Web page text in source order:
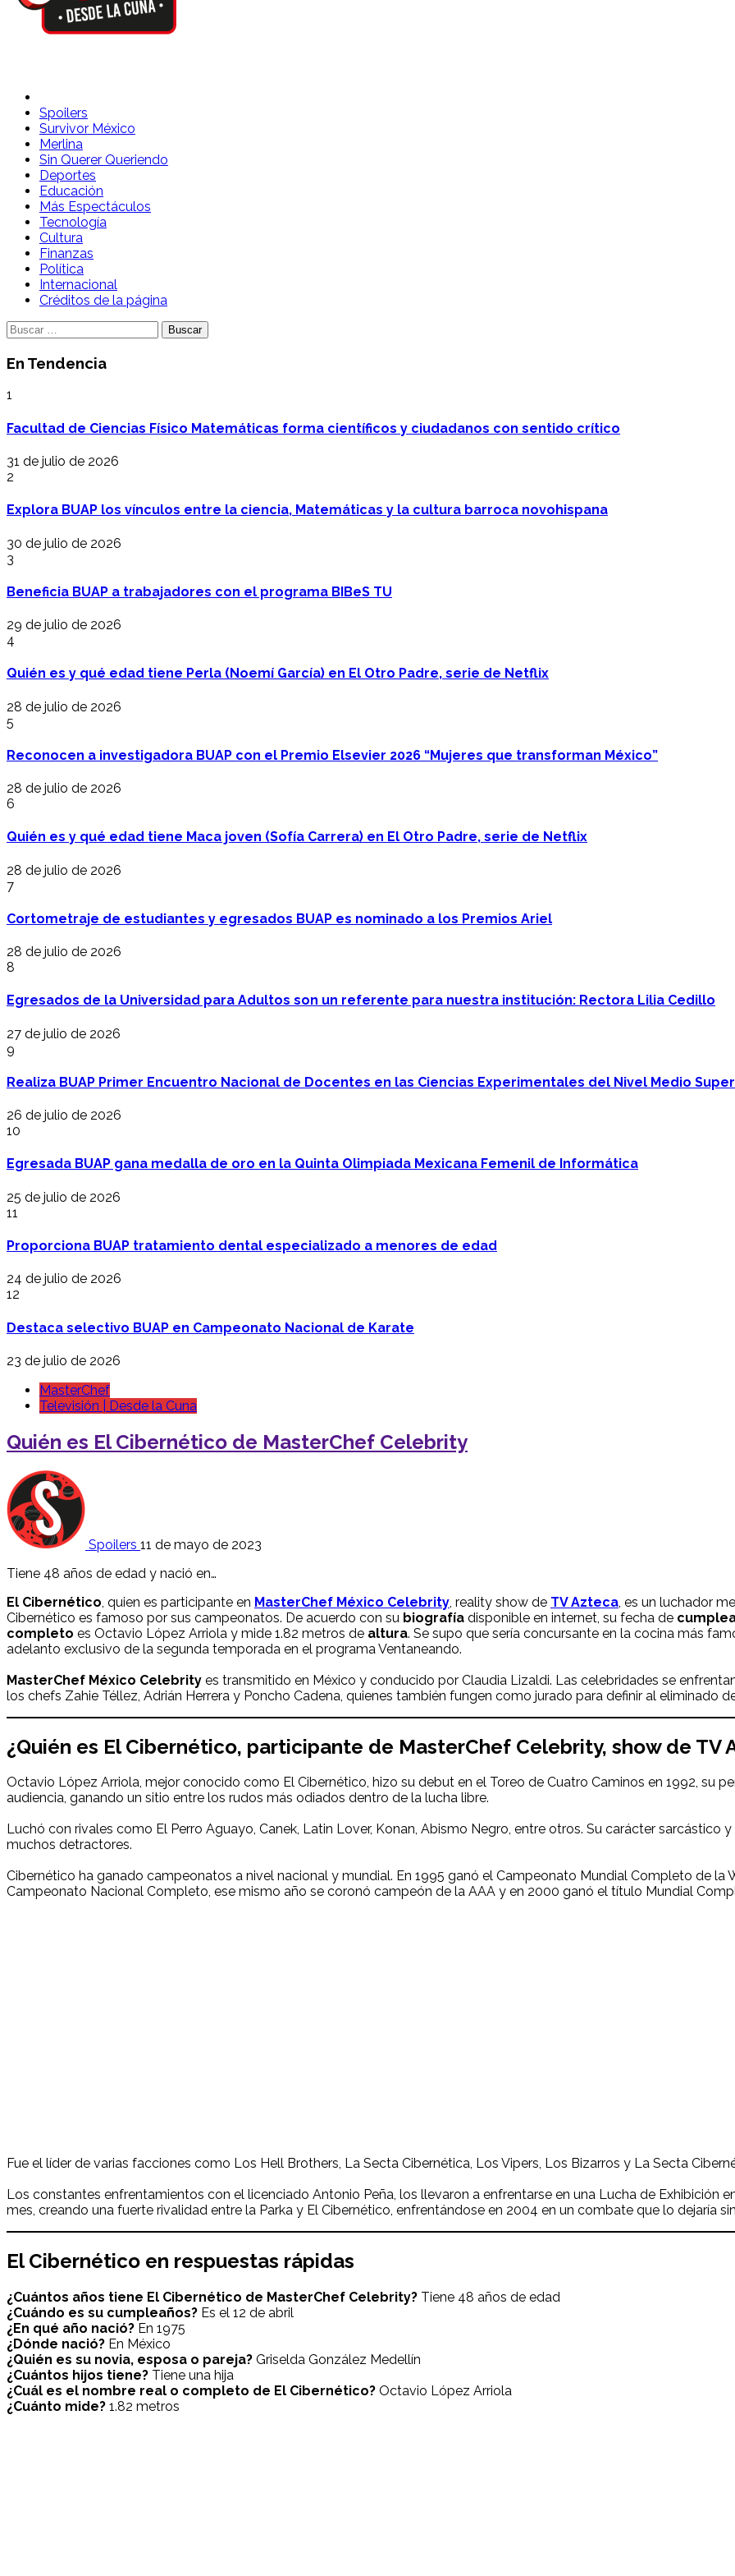
Spoilers Desde la Cuna
Sitio con información sobre series, película, reality shows y telenovelas
Spoilers
Survivor México
Merlina
Sin Querer Queriendo
Deportes
Educación
Más Espectáculos
Tecnología
Cultura
Finanzas
Política
Internacional
Créditos de la página
Buscar:
En Tendencia
1
Facultad de Ciencias Físico Matemáticas forma científicos y ciudadanos con sentido crítico
31 de julio de 2026
2
Explora BUAP los vínculos entre la ciencia, Matemáticas y la cultura barroca novohispana
30 de julio de 2026
3
Beneficia BUAP a trabajadores con el programa BIBeS TU
29 de julio de 2026
4
Quién es y qué edad tiene Perla (Noemí García) en El Otro Padre, serie de Netflix
28 de julio de 2026
5
Reconocen a investigadora BUAP con el Premio Elsevier 2026 “Mujeres que transforman México”
28 de julio de 2026
6
Quién es y qué edad tiene Maca joven (Sofía Carrera) en El Otro Padre, serie de Netflix
28 de julio de 2026
7
Cortometraje de estudiantes y egresados BUAP es nominado a los Premios Ariel
28 de julio de 2026
8
Egresados de la Universidad para Adultos son un referente para nuestra institución: Rectora Lilia Cedillo
27 de julio de 2026
9
Realiza BUAP Primer Encuentro Nacional de Docentes en las Ciencias Experimentales del Nivel Medio
26 de julio de 2026
10
Egresada BUAP gana medalla de oro en la Quinta Olimpiada Mexicana Femenil de Informática
25 de julio de 2026
11
Proporciona BUAP tratamiento dental especializado a menores de edad
24 de julio de 2026
12
Destaca selectivo BUAP en Campeonato Nacional de Karate
23 de julio de 2026
MasterChef
Televisión | Desde la Cuna
Quién es El Cibernético de MasterChef Celebrity
Spoilers 11 de mayo de 2023
Tiene 48 años de edad y nació en…
El Cibernético , quien es participante en MasterChef México Celebrity , reality show de TV Azteca , es un luchador
Cibernético es famoso por sus campeonatos. De acuerdo con su biografía disponible en internet, su fecha de
completo es Octavio López Arriola y mide 1.82 metros de altura. Se supo que sería concursante en la cocina más
adelanto exclusivo de la segunda temporada en el programa Ventaneando.
MasterChef México Celebrity es transmitido en México y conducido por Claudia Lizaldi. Las celebridades se
los chefs Zahie Téllez, Adrián Herrera y Poncho Cadena, quienes también fungen como jurado para definir al eliminado
¿Quién es El Cibernético, participante de MasterChef Celebrity, show de TV
Octavio López Arriola, mejor conocido como El Cibernético, hizo su debut en el Toreo de Cuatro Caminos en 1992, su
audiencia, ganando un sitio entre los rudos más odiados dentro de la lucha libre.
Luchó con rivales como El Perro Aguayo, Canek, Latin Lover, Konan, Abismo Negro, entre otros. Su carácter sarcástico
muchos detractores.
Cibernético ha ganado campeonatos a nivel nacional y mundial. En 1995 ganó el Campeonato Mundial Completo de la
Campeonato Nacional Completo, ese mismo año se coronó campeón de la AAA y en 2000 ganó el título Mundial
Fue el líder de varias facciones como Los Hell Brothers, La Secta Cibernética, Los Vipers, Los Bizarros y La Secta
Los constantes enfrentamientos con el licenciado Antonio Peña, los llevaron a enfrentarse en una Lucha de Exhibición
mes, creando una fuerte rivalidad entre la Parka y El Cibernético, enfrentándose en 2004 en un combate que lo dejaría
El Cibernético en respuestas rápidas
¿Cuántos años tiene El Cibernético de MasterChef Celebrity? Tiene 48 años de edad
¿Cuándo es su cumpleaños? Es el 12 de abril
¿En qué año nació? En 1975
¿Dónde nació? En México
¿Quién es su novia, esposa o pareja? Griselda González Medellín
¿Cuántos hijos tiene? Tiene una hija
¿Cuál es el nombre real o completo de El Cibernético? Octavio López Arriola
¿Cuánto mide? 1.82 metros